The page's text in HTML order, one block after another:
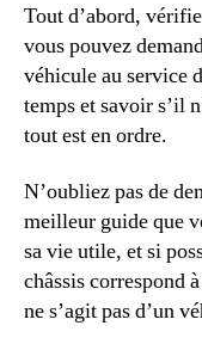
Tout d’abord,
vous pouvez
véhicule au service
temps et savoir s’il
tout est en ordre.
N’oubliez pas de
meilleur guide que
sa vie utile, et si
châssis correspond
ne s’agit pas d’un